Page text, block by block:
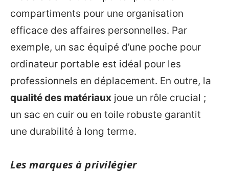
compartiments pour une organisation
efficace des affaires personnelles. Par
exemple, un sac équipé d’une poche pour
ordinateur portable est idéal pour les
professionnels en déplacement. En outre, la
qualité des matériaux joue un rôle crucial ;
un sac en cuir ou en toile robuste garantit
une durabilité à long terme.
Les marques à privilégier